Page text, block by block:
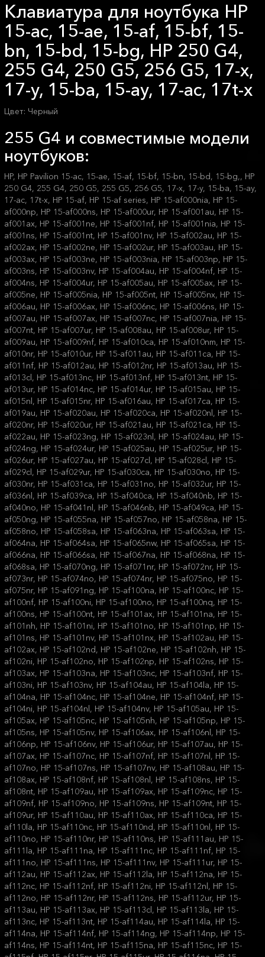
Клавиатура для ноутбука HP
15-ac, 15-ae, 15-af, 15-bf, 15-
bn, 15-bd, 15-bg, HP 250 G4,
255 G4, 250 G5, 256 G5, 17-x,
17-y, 15-ba, 15-ay, 17-ac, 17t-x
Цвет: Черный
255 G4 и совместимые модели
ноутбуков:
HP, HP Pavilion 15-ac, 15-ae, 15-af, 15-bf, 15-bn, 15-bd, 15-bg,, HP 250 G4, 255 G4, 250 G5, 255 G5, 256 G5, 17-x, 17-y, 15-ba, 15-ay, 17-ac, 17t-x, HP 15-af, HP 15-af series, HP 15-af000nia, HP 15-af000np, HP 15-af000ns, HP 15-af000ur, HP 15-af001au, HP 15-af001ax, HP 15-af001ne, HP 15-af001nf, HP 15-af001nia, HP 15-af001ns, HP 15-af001nt, HP 15-af001nv, HP 15-af002au, HP 15-af002ax, HP 15-af002ne, HP 15-af002ur, HP 15-af003au, HP 15-af003ax, HP 15-af003ne, HP 15-af003nia, HP 15-af003np, HP 15-af003ns, HP 15-af003nv, HP 15-af004au, HP 15-af004nf, HP 15-af004ns, HP 15-af004ur, HP 15-af005au, HP 15-af005ax, HP 15-af005ne, HP 15-af005nia, HP 15-af005nt, HP 15-af005nx, HP 15-af006au, HP 15-af006ax, HP 15-af006nc, HP 15-af006ns, HP 15-af007au, HP 15-af007ax, HP 15-af007nc, HP 15-af007nia, HP 15-af007nt, HP 15-af007ur, HP 15-af008au, HP 15-af008ur, HP 15-af009au, HP 15-af009nf, HP 15-af010ca, HP 15-af010nm, HP 15-af010nr, HP 15-af010ur, HP 15-af011au, HP 15-af011ca, HP 15-af011nf, HP 15-af012au, HP 15-af012nr, HP 15-af013au, HP 15-af013cl, HP 15-af013nc, HP 15-af013nf, HP 15-af013nt, HP 15-af013ur, HP 15-af014nc, HP 15-af014ur, HP 15-af015au, HP 15-af015nl, HP 15-af015nr, HP 15-af016au, HP 15-af017ca, HP 15-af019au, HP 15-af020au, HP 15-af020ca, HP 15-af020nl, HP 15-af020nr, HP 15-af020ur, HP 15-af021au, HP 15-af021ca, HP 15-af022au, HP 15-af023ng, HP 15-af023nl, HP 15-af024au, HP 15-af024ng, HP 15-af024ur, HP 15-af025au, HP 15-af025ur, HP 15-af026ur, HP 15-af027au, HP 15-af027cl, HP 15-af028cl, HP 15-af029cl, HP 15-af029ur, HP 15-af030ca, HP 15-af030no, HP 15-af030nr, HP 15-af031ca, HP 15-af031no, HP 15-af032ur, HP 15-af036nl, HP 15-af039ca, HP 15-af040ca, HP 15-af040nb, HP 15-af040no, HP 15-af041nl, HP 15-af046nb, HP 15-af049ca, HP 15-af050ng, HP 15-af055na, HP 15-af057no, HP 15-af058na, HP 15-af058no, HP 15-af058sa, HP 15-af063na, HP 15-af063sa, HP 15-af064na, HP 15-af064sa, HP 15-af065nw, HP 15-af065sa, HP 15-af066na, HP 15-af066sa, HP 15-af067na, HP 15-af068na, HP 15-af068sa, HP 15-af070ng, HP 15-af071nr, HP 15-af072nr, HP 15-af073nr, HP 15-af074no, HP 15-af074nr, HP 15-af075no, HP 15-af075nr, HP 15-af091ng, HP 15-af100na, HP 15-af100nc, HP 15-af100nf, HP 15-af100ni, HP 15-af100no, HP 15-af100nq, HP 15-af100ns, HP 15-af100nt, HP 15-af101ax, HP 15-af101na, HP 15-af101nh, HP 15-af101ni, HP 15-af101no, HP 15-af101np, HP 15-af101ns, HP 15-af101nv, HP 15-af101nx, HP 15-af102au, HP 15-af102ax, HP 15-af102nd, HP 15-af102ne, HP 15-af102nh, HP 15-af102ni, HP 15-af102no, HP 15-af102np, HP 15-af102ns, HP 15-af103ax, HP 15-af103na, HP 15-af103nc, HP 15-af103nf, HP 15-af103ni, HP 15-af103nv, HP 15-af104au, HP 15-af104la, HP 15-af104na, HP 15-af104nc, HP 15-af104ne, HP 15-af104nf, HP 15-af104ni, HP 15-af104nl, HP 15-af104nv, HP 15-af105au, HP 15-af105ax, HP 15-af105nc, HP 15-af105nh, HP 15-af105np, HP 15-af105ns, HP 15-af105nv, HP 15-af106ax, HP 15-af106nl, HP 15-af106np, HP 15-af106nv, HP 15-af106ur, HP 15-af107au, HP 15-af107ax, HP 15-af107nc, HP 15-af107nf, HP 15-af107nl, HP 15-af107no, HP 15-af107ns, HP 15-af107nv, HP 15-af108au, HP 15-af108ax, HP 15-af108nf, HP 15-af108nl, HP 15-af108ns, HP 15-af108nt, HP 15-af109au, HP 15-af109ax, HP 15-af109nc, HP 15-af109nf, HP 15-af109no, HP 15-af109ns, HP 15-af109nt, HP 15-af109ur, HP 15-af110au, HP 15-af110ax, HP 15-af110ca, HP 15-af110la, HP 15-af110nc, HP 15-af110nd, HP 15-af110nl, HP 15-af110no, HP 15-af110nr, HP 15-af110ns, HP 15-af111au, HP 15-af111la, HP 15-af111na, HP 15-af111nc, HP 15-af111nf, HP 15-af111no, HP 15-af111ns, HP 15-af111nv, HP 15-af111ur, HP 15-af112au, HP 15-af112ax, HP 15-af112la, HP 15-af112na, HP 15-af112nc, HP 15-af112nf, HP 15-af112ni, HP 15-af112nl, HP 15-af112no, HP 15-af112nr, HP 15-af112ns, HP 15-af112ur, HP 15-af113au, HP 15-af113ax, HP 15-af113cl, HP 15-af113la, HP 15-af113nc, HP 15-af113nt, HP 15-af114au, HP 15-af114la, HP 15-af114na, HP 15-af114nf, HP 15-af114ng, HP 15-af114np, HP 15-af114ns, HP 15-af114nt, HP 15-af115na, HP 15-af115nc, HP 15-af115nf, HP 15-af115nr, HP 15-af115ur, HP 15-af116na, HP 15-af116nf, HP 15-af116nt, HP 15-af117au, HP 15-af117na, HP 15-af117nf, HP 15-af117no, HP 15-af117nt, HP 15-af117ur, HP 15-af118au, HP 15-af118nf, HP 15-af118ng, HP 15-af118ur, HP 15-af119au, HP 15-af119ca, HP 15-af119na, HP 15-af119nf, HP 15-af119ng, HP 15-af119no, HP 15-af120na, HP 15-af120no, HP 15-af120nr, HP 15-af120ur, HP 15-af121au, HP 15-af121ca, HP 15-af121nd, HP 15-af121nf, HP 15-af121no, HP 15-af121ur, HP 15-af122nd, HP 15-af122nf, HP 15-af122nr, HP 15-af123au, HP 15-af123cl, HP 15-af123nf, HP 15-af123ng, HP 15-af123no, HP 15-af123ur, HP 15-af124nl, HP 15-af125au, HP 15-af125nf, HP 15-af125no, HP 15-af126au, HP 15-af126na, HP 15-af126no, HP 15-af127au, HP 15-af127ca, HP 15-af127nf, HP 15-af127nl, HP 15-af127ur, HP 15-af128au, HP 15-af128nf, HP 15-af128nl, HP 15-af128ur, HP 15-af129nl, HP 15-af130ca, HP 15-af130ng, HP 15-af130nl, HP 15-af130nr, HP 15-af130ur, HP 15-af131au, HP 15-af131ca, HP 15-af131dx, HP 15-af131ng, HP 15-af131no, HP 15-af132ur, HP 15-af133au, HP 15-af133nf, HP 15-af134au, HP 15-af135au, HP 15-af135nr, HP 15-af136au, HP 15-af137au, HP 15-af137cl, HP 15-af137nb, HP 15-af137nr, HP 15-af137ur, HP 15-af138ur, HP 15-af139ca, HP 15-af139nb, HP 15-af140au, HP 15-af140nb, HP 15-af141au, HP 15-af141dx, HP 15-af141nb, HP 15-af142nb, HP 15-af142ng, HP 15-af143au, HP 15-af143nb, HP 15-af143ng, HP 15-af144nb, HP 15-af145nb, HP 15-af146au, HP 15-af146nb, HP 15-af146nz, HP 15-af147ca, HP 15-af148au, HP 15-af148ca, HP 15-af149au, HP 15-af149ca, HP 15-af150nm, HP 15-af150nz, HP 15-af151na, HP 15-af151nb, HP 15-af151nm, HP 15-af152au, HP 15-af152na, HP 15-af152nb, HP 15-af152nr, HP 15-af152sa, HP 15-af153na, HP 15-af153nm, HP 15-af153sa, HP 15-af154au, HP 15-af154na, HP 15-af155au, HP 15-af156au, HP 15-af156na, HP 15-af157au, HP 15-af157nm, HP 15-af158au, HP 15-af158nm, HP 15-af158sa, HP 15-af158ur, HP 15-af159au, HP 15-af159nm, HP 15-af159nr, HP 15-af160au, HP 15-af160nm, HP 15-af161au, HP 15-af161ca, HP 15-af162au, HP 15-af163au, HP 15-af163na, HP 15-af163sa, HP 15-af164au, HP 15-af164sa, HP 15-af165au, HP 15-af165na, HP 15-af166ca, HP 15-af166sa, HP 15-af170no, HP 15-af171nr, HP 15-af172nr, HP 15-af173nr, HP 15-af174nr, HP 15-af175nr, HP 15-af188ng, HP 15-af190ur, HP 15-af191ur, HP 15-af192ng, HP 15-af192ur, HP 15-af193ur, HP 15-af194ur, HP 15-af196ur, HP 15-af197ur, HP 15-af198ur, HP RTL8723BE, HP 15-ay,HP 15-ay000nk,HP 15-ay000no,HP 15-ay000np,HP 15-ay001ni,HP 15-ay001no,HP 15-ay001ns,HP 15-ay002ne,HP 15-ay002nf,HP 15-ay002nk,HP 15-ay002np,HP 15-ay003nf,HP 15-ay003nq,HP 15-ay003nx,HP 15-ay003tx,HP 15-ay004ni,HP 15-ay004tx,HP 15-ay005cy,HP 15-ay005ni,HP 15-ay005nq,HP 15-ay005tx,HP 15-ay006nh,HP 15-ay006nq,HP 15-ay006tx,HP 15-ay007la,HP 15-ay007ni,HP 15-ay008ds,HP 15-ay008la,HP 15-ay008nj,HP 15-ay008nq,HP 15-ay009dx,HP 15-ay009nk,HP 15-ay009tu,HP 15-ay010ca,HP 15-ay010nj,HP 15-ay011la,HP 15-ay011ni,HP 15-ay011tu,HP 15-ay012ca,HP 15-ay012ds,HP 15-ay012la,HP 15-ay012nh,HP 15-ay013ca,HP 15-ay013la,HP 15-ay013nh,HP 15-ay013nr,HP 15-ay013nv,HP 15-ay014nv,HP 15-ay016la,HP 15-ay016nr,HP 15-ay017nf,HP 15-ay017nu,HP 15-ay018ca,HP 15-ay018nf,HP 15-ay019ni,HP 15-ay019no,HP 15-ay020ne,HP 15-ay020ng,HP 15-ay021nh,HP 15-ay021ni,HP 15-ay021nx,HP 15-ay021tu,HP 15-ay022ds,HP 15-ay022ng,HP 15-ay023nd,HP 15-ay023nr,HP 15-ay023tu,HP 15-ay024ds,HP 15-ay024tx,HP 15-ay025la,HP 15-ay025nk,HP 15-ay027ng,HP 15-ay027ni,HP 15-ay027nk,HP 15-ay027nv,HP 15-ay028ca,HP 15-ay028na,HP 15-ay028ni,HP 15-ay029nd,HP 15-ay029ni,HP 15-ay029nl,HP 15-ay029ns,HP 15-ay029tx,HP 15-ay030ni,HP 15-ay030nl,HP 15-ay030tu,HP 15-ay031na,HP 15-ay032nx,HP 15-ay032tx,HP 15-ay033nf,HP 15-ay033nt,HP 15-ay033nx,HP 15-ay033tx,HP 15-ay034ns,HP 15-ay035nw,HP 15-ay035tu,HP 15-ay036nt,HP 15-ay037nc,HP 15-ay037ne,HP 15-ay038ca,HP 15-ay038tu,HP 15-ay039tx,HP 15-ay041nf,HP 15-ay041tu,HP 15-ay043nf,HP 15-ay043ns,HP 15-ay045tu,HP 15-ay048nk,HP 15-ay049tu,HP 15-ay049tx,HP 15-ay050ne,HP 15-ay051nl,HP 15-ay051ns,HP 15-ay052ng,HP 15-ay052nr,HP 15-ay053nr,HP 15-ay054nk,HP 15-ay055nc,HP 15-ay055tu,HP 15-ay057nf,HP 15-ay057tu,HP 15-ay058nl,HP 15-ay059nm,HP 15-ay059ns,HP 15-ay060nm,HP 15-ay061nd,HP 15-ay061nl,HP 15-ay061nr,HP 15-ay061tx,HP 15-ay063nb,HP 15-ay063tx,HP 15-ay064nc,HP 15-ay065nf,HP 15-ay065ns,HP 15-ay067na,HP 15-ay067nf,HP 15-ay068sa,HP 15-ay068tx,HP 15-ay069tx,HP 15-ay071nl,HP 15-ay071tx,HP 15-ay073nl,HP 15-ay074tx,HP 15-ay075tx,HP 15-ay076ni,HP 15-ay078tx,HP 15-ay079nd,HP 15-ay079nf,HP 15-ay079tx,HP 15-ay082nr,HP 15-ay082tu,HP 15-ay085ni,HP 15-ay087na,HP 15-ay089ni,HP 15-ay091ms,HP 15-ay094na,HP 15-ay094tx,HP 15-ay096tx,HP 15-ay097tu,HP 15-ay098tu,HP 15-ay098tx,HP 15-ay100cy,HP 15-ay100ne,HP 15-ay100nx,HP 15-ay101ng,HP 15-ay101nh,HP 15-ay101nj,HP 15-ay101nm,HP 15-ay102na,HP 15-ay102nm,HP 15-ay103nc,HP 15-ay103ni,HP 15-ay103nk,HP 15-ay103nx,HP 15-ay104nc,HP 15-ay105nf,HP 15-ay105nx,HP 15-ay106ns,HP 15-ay106nt,HP 15-ay107ne,HP 15-ay107nh,HP 15-ay107no,HP 15-ay108ng,HP 15-ay108ni,HP 15-ay109nj,HP 15-ay110cy,HP 15-ay110ns,HP 15-ay111cy,HP 15-ay111nk,HP 15-ay112cy,HP 15-ay112tu,HP 15-ay112tx,HP 15-ay113ne,HP 15-ay114cy,HP 15-ay116ne,HP 15-ay117nt,HP 15-ay118nt,HP 15-ay120tu,HP 15-ay121tu,HP 15-ay123tu,HP 15-ay124tu,HP 15-ay125ns,HP 15-ay125tx,HP 15-ay126tu,HP 15-ay127nt,HP 15-ay128tu,HP 15-ay129tx,HP 15-ay130tu,HP 15-ay131ns,HP 15-ay132tu,HP 15-ay132tx,HP 15-ay133tu,HP 15-ay134ns,HP 15-ay135ns,HP 15-ay137cl,HP 15-ay138tu,HP 15-ay144tx,HP 15-ay149tx,HP 15-ay150ns,HP 15-ay150tx,HP 15-ay154tx,HP 15-ay155ns,HP 15-ay156ns,HP 15-ay157nw,HP 15-ay163nr,HP 15-ay167tx,HP 15-ay176ng,HP 15-ay187ni,HP 15-ay191ms,HP 15-ay500tx,HP 15-ay501tu,HP 15-ay502ng,HP 15-ay506tx,HP 15-ay509tx,HP 15-ay509ur,HP 15-ay513tu,HP 15-ay525tu,HP 15-ay532tu,HP 15-ay538tu,HP 15-ay583ng,HP 15-ay145nr,HP 15-ay151tu,HP 15-ay554ur,HP 15-ay001nf,HP 15-ay004nf,HP 15-ay005ny,HP 15-ay005ur,HP 15-ay006nz,HP 15-ay014np,HP 15-ay014nq,HP 15-ay015nf,HP 15-ay018nm,HP 15-ay018nq,HP 15-ay019la,HP 15-ay022cy,HP 15-ay023cy,HP 15-ay024ur,HP 15-ay025cy,HP